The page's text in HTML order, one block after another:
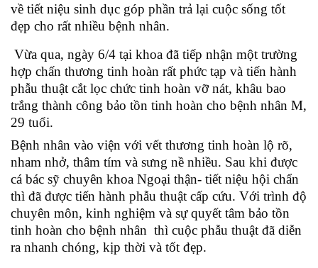
về tiết niệu sinh dục góp phần trả lại cuộc sống tốt
đẹp cho rất nhiều bệnh nhân.
Vừa qua, ngày 6/4 tại khoa đã tiếp nhận một trường
hợp chấn thương tinh hoàn rất phức tạp và tiến hành
phẫu thuật cắt lọc chức tinh hoàn vỡ nát, khâu bao
trắng thành công bảo tồn tinh hoàn cho bệnh nhân M,
29 tuổi.
Bệnh nhân vào viện với vết thương tinh hoàn lộ rõ,
nham nhở, thâm tím và sưng nề nhiều. Sau khi được
cá bác sỹ chuyên khoa Ngoại thận- tiết niệu hội chẩn
thì đã được tiến hành phẫu thuật cấp cứu. Với trình độ
chuyên môn, kinh nghiệm và sự quyết tâm bảo tồn
tinh hoàn cho bệnh nhân thì cuộc phẫu thuật đã diễn
ra nhanh chóng, kịp thời và tốt đẹp.